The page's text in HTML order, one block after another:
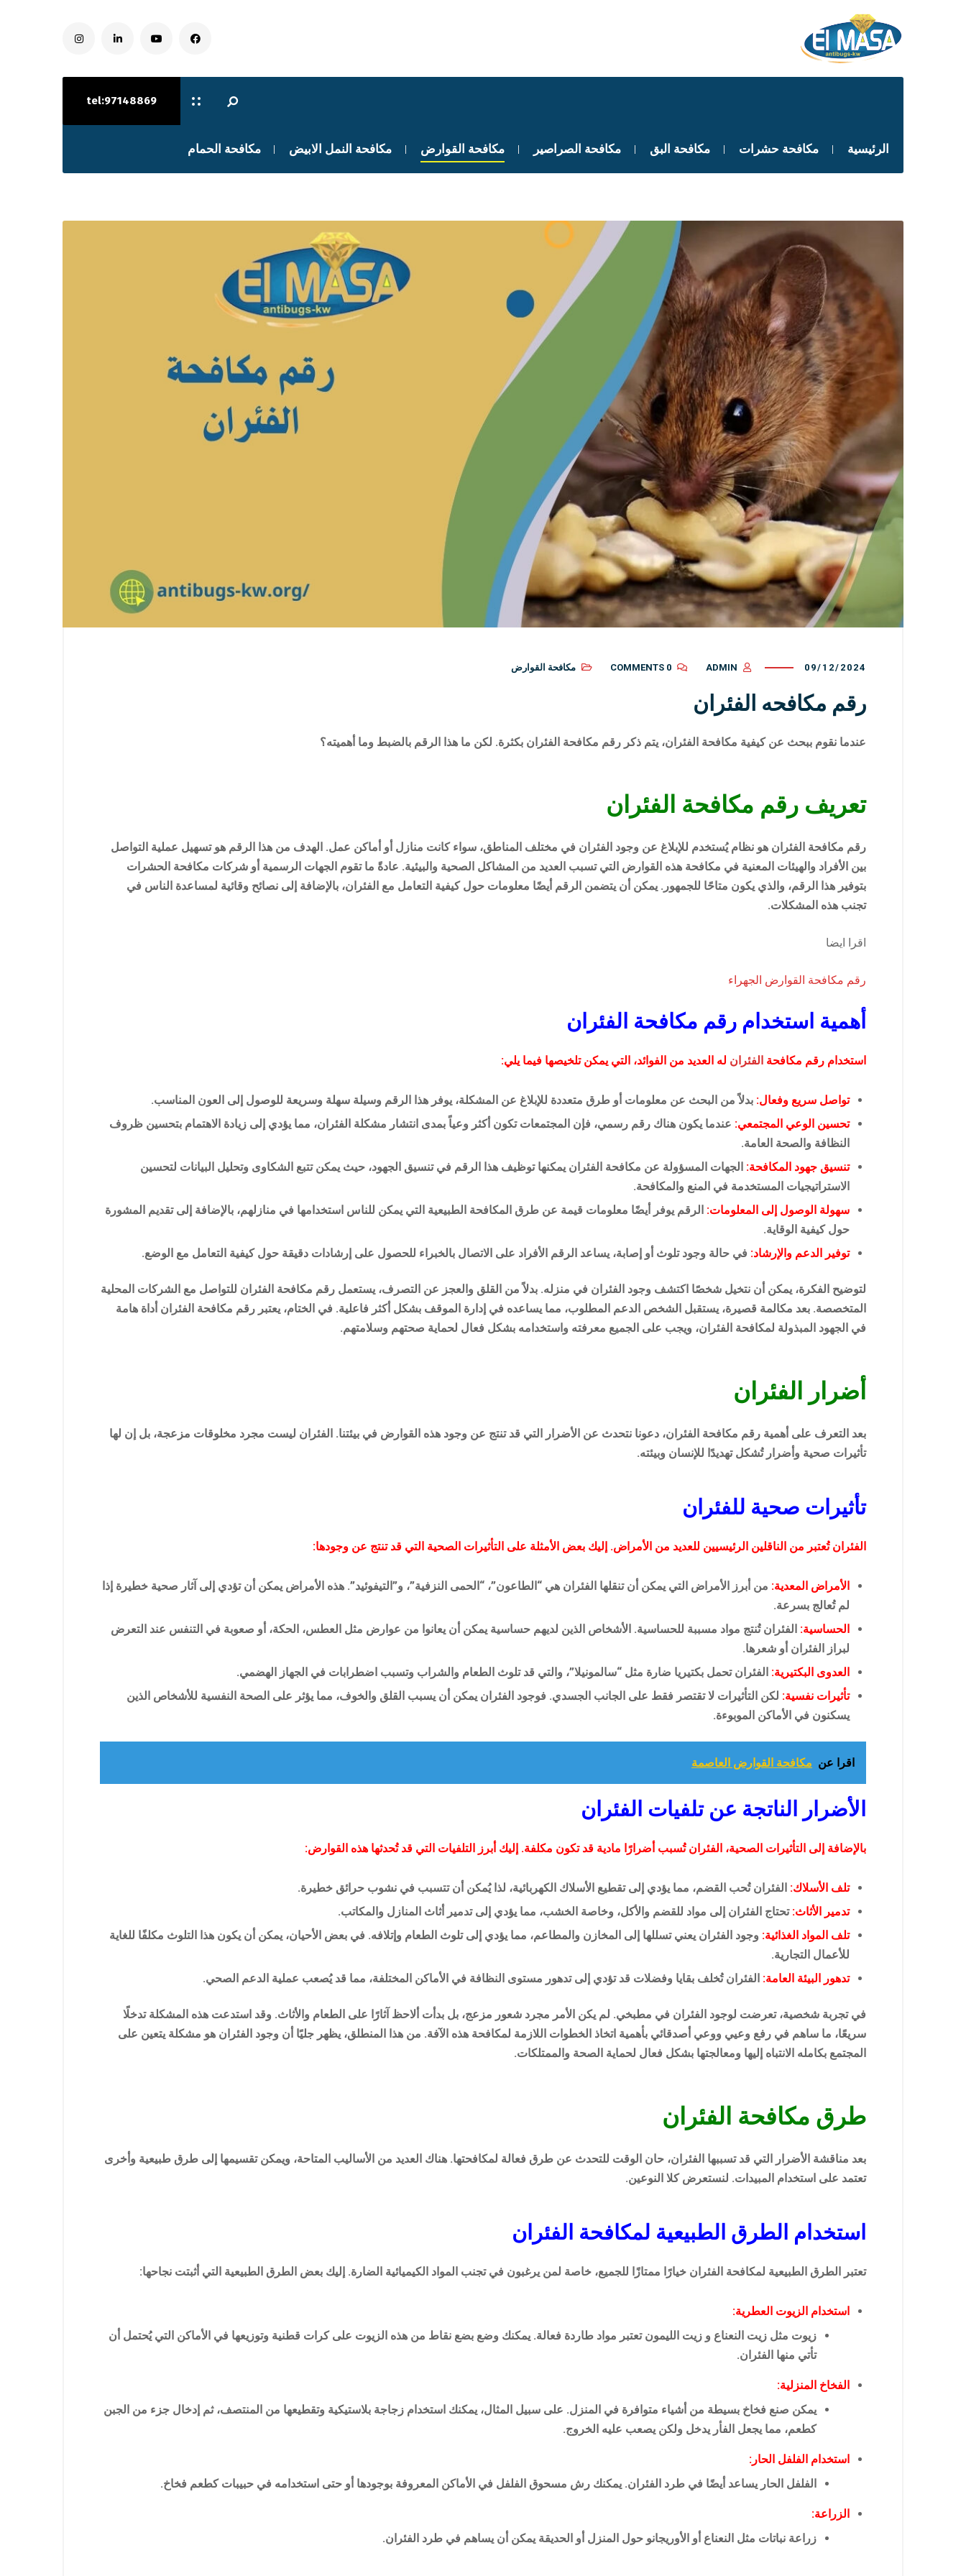
tel:97148869
الرئيسية مكافحة حشرات مكافحة البق مكافحة الصراصير مكافحة القوارض مكافحة النمل الابيض مكافحة الحمام
09/12/2024
ADMIN
0 COMMENTS مكافحة القوارض
رقم مكافحه الفئران
عندما نقوم ببحث عن كيفية مكافحة الفئران، يتم ذكر رقم مكافحة الفئران بكثرة. لكن ما هذا الرقم بالضبط وما أهميته؟
تعريف رقم مكافحة الفئران
رقم مكافحة الفئران هو نظام يُستخدم للإبلاغ عن وجود الفئران في مختلف المناطق، سواء كانت منازل أو أماكن عمل. الهدف من هذا الرقم هو تسهيل عملية التواصل
بين الأفراد والهيئات المعنية في مكافحة هذه القوارض التي تسبب العديد من المشاكل الصحية والبيئية. عادةً ما تقوم الجهات الرسمية أو شركات مكافحة الحشرات
بتوفير هذا الرقم، والذي يكون متاحًا للجمهور. يمكن أن يتضمن الرقم أيضًا معلومات حول كيفية التعامل مع الفئران، بالإضافة إلى نصائح وقائية لمساعدة الناس في
تجنب هذه المشكلات.
اقرا ايضا
رقم مكافحة القوارض الجهراء
أهمية استخدام رقم مكافحة الفئران
استخدام رقم مكافحة الفئران له العديد من الفوائد، التي يمكن تلخيصها فيما يلي:
تواصل سريع وفعال: بدلاً من البحث عن معلومات أو طرق متعددة للإبلاغ عن المشكلة، يوفر هذا الرقم وسيلة سهلة وسريعة للوصول إلى العون المناسب.
تحسين الوعي المجتمعي: عندما يكون هناك رقم رسمي، فإن المجتمعات تكون أكثر وعياً بمدى انتشار مشكلة الفئران، مما يؤدي إلى زيادة الاهتمام بتحسين ظروف
النظافة والصحة العامة.
تنسيق جهود المكافحة: الجهات المسؤولة عن مكافحة الفئران يمكنها توظيف هذا الرقم في تنسيق الجهود، حيث يمكن تتبع الشكاوى وتحليل البيانات لتحسين
الاستراتيجيات المستخدمة في المنع والمكافحة.
سهولة الوصول إلى المعلومات: الرقم يوفر أيضًا معلومات قيمة عن طرق المكافحة الطبيعية التي يمكن للناس استخدامها في منازلهم، بالإضافة إلى تقديم المشورة
حول كيفية الوقاية.
توفير الدعم والإرشاد: في حالة وجود تلوث أو إصابة، يساعد الرقم الأفراد على الاتصال بالخبراء للحصول على إرشادات دقيقة حول كيفية التعامل مع الوضع.
لتوضيح الفكرة، يمكن أن نتخيل شخصًا اكتشف وجود الفئران في منزله. بدلاً من القلق والعجز عن التصرف، يستعمل رقم مكافحة الفئران للتواصل مع الشركات المحلية
المتخصصة. بعد مكالمة قصيرة، يستقبل الشخص الدعم المطلوب، مما يساعده في إدارة الموقف بشكل أكثر فاعلية. في الختام، يعتبر رقم مكافحة الفئران أداة هامة
في الجهود المبذولة لمكافحة الفئران، ويجب على الجميع معرفته واستخدامه بشكل فعال لحماية صحتهم وسلامتهم.
أضرار الفئران
بعد التعرف على أهمية رقم مكافحة الفئران، دعونا نتحدث عن الأضرار التي قد تنتج عن وجود هذه القوارض في بيئتنا. الفئران ليست مجرد مخلوقات مزعجة، بل إن لها
تأثيرات صحية وأضرار تُشكل تهديدًا للإنسان وبيئته.
تأثيرات صحية للفئران
الفئران تُعتبر من الناقلين الرئيسيين للعديد من الأمراض. إليك بعض الأمثلة على التأثيرات الصحية التي قد تنتج عن وجودها:
الأمراض المعدية: من أبرز الأمراض التي يمكن أن تنقلها الفئران هي “الطاعون”، “الحمى النزفية”، و”التيفوئيد”. هذه الأمراض يمكن أن تؤدي إلى آثار صحية خطيرة إذا
لم تُعالج بسرعة.
الحساسية: الفئران تُنتج مواد مسببة للحساسية. الأشخاص الذين لديهم حساسية يمكن أن يعانوا من عوارض مثل العطس، الحكة، أو صعوبة في التنفس عند التعرض
لبراز الفئران أو شعرها.
العدوى البكتيرية: الفئران تحمل بكتيريا ضارة مثل “سالمونيلا”، والتي قد تلوث الطعام والشراب وتسبب اضطرابات في الجهاز الهضمي.
تأثيرات نفسية: لكن التأثيرات لا تقتصر فقط على الجانب الجسدي. فوجود الفئران يمكن أن يسبب القلق والخوف، مما يؤثر على الصحة النفسية للأشخاص الذين
يسكنون في الأماكن الموبوءة.
اقرا عن مكافحة القوارض العاصمة
الأضرار الناتجة عن تلفيات الفئران
بالإضافة إلى التأثيرات الصحية، الفئران تُسبب أضرارًا مادية قد تكون مكلفة. إليك أبرز التلفيات التي قد تُحدثها هذه القوارض:
تلف الأسلاك: الفئران تُحب القضم، مما يؤدي إلى تقطيع الأسلاك الكهربائية، لذا يُمكن أن تتسبب في نشوب حرائق خطيرة.
تدمير الأثاث: تحتاج الفئران إلى مواد للقضم والأكل، وخاصة الخشب، مما يؤدي إلى تدمير أثاث المنازل والمكاتب.
تلف المواد الغذائية: وجود الفئران يعني تسللها إلى المخازن والمطاعم، مما يؤدي إلى تلوث الطعام وإتلافه. في بعض الأحيان، يمكن أن يكون هذا التلوث مكلفًا للغاية
للأعمال التجارية.
تدهور البيئة العامة: الفئران تُخلف بقايا وفضلات قد تؤدي إلى تدهور مستوى النظافة في الأماكن المختلفة، مما قد يُصعب عملية الدعم الصحي.
في تجربة شخصية، تعرضت لوجود الفئران في مطبخي. لم يكن الأمر مجرد شعور مزعج، بل بدأت ألاحظ آثارًا على الطعام والأثاث. وقد استدعت هذه المشكلة تدخلًا
سريعًا، ما ساهم في رفع وعيي ووعي أصدقائي بأهمية اتخاذ الخطوات اللازمة لمكافحة هذه الآفة. من هذا المنطلق، يظهر جليًا أن وجود الفئران هو مشكلة يتعين على
المجتمع بكامله الانتباه إليها ومعالجتها بشكل فعال لحماية الصحة والممتلكات.
طرق مكافحة الفئران
بعد مناقشة الأضرار التي قد تسببها الفئران، حان الوقت للتحدث عن طرق فعالة لمكافحتها. هناك العديد من الأساليب المتاحة، ويمكن تقسيمها إلى طرق طبيعية وأخرى
تعتمد على استخدام المبيدات. لنستعرض كلا النوعين.
استخدام الطرق الطبيعية لمكافحة الفئران
تعتبر الطرق الطبيعية لمكافحة الفئران خيارًا ممتازًا للجميع، خاصة لمن يرغبون في تجنب المواد الكيميائية الضارة. إليك بعض الطرق الطبيعية التي أثبتت نجاحها:
استخدام الزيوت العطرية:
زيوت مثل زيت النعناع و زيت الليمون تعتبر مواد طاردة فعالة. يمكنك وضع بضع نقاط من هذه الزيوت على كرات قطنية وتوزيعها في الأماكن التي يُحتمل أن
تأتي منها الفئران.
الفخاخ المنزلية:
يمكن صنع فخاخ بسيطة من أشياء متوافرة في المنزل. على سبيل المثال، يمكنك استخدام زجاجة بلاستيكية وتقطيعها من المنتصف، ثم إدخال جزء من الجبن
كطعم، مما يجعل الفأر يدخل ولكن يصعب عليه الخروج.
استخدام الفلفل الحار:
الفلفل الحار يساعد أيضًا في طرد الفئران. يمكنك رش مسحوق الفلفل في الأماكن المعروفة بوجودها أو حتى استخدامه في حبيبات كطعم فخاخ.
الزراعة:
زراعة نباتات مثل النعناع أو الأوريجانو حول المنزل أو الحديقة يمكن أن يساهم في طرد الفئران.